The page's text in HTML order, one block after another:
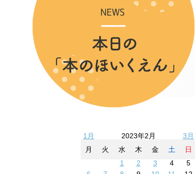
1月 2023年2月
3月
月
火 水 木 金 土
日
1
2 3 4
5